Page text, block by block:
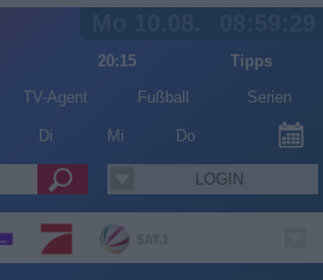
20:15
Tipps
TV-Agent Fußball Serien
Di Mi Do
LOGIN